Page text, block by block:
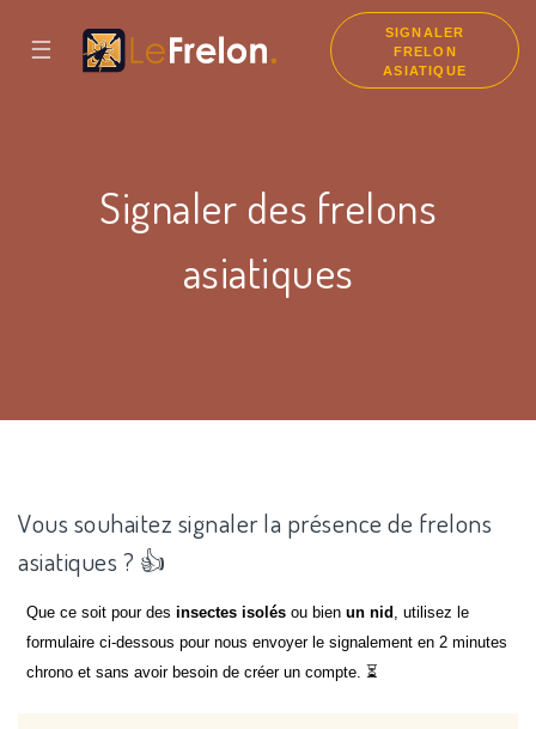
☰
SIGNALER
FRELON
ASIATIQUE
Signaler des frelons
asiatiques
Vous souhaitez signaler la présence de frelons
asiatiques ? 👍
Que ce soit pour desinsectes isolés ou bienun nid , utilisez le
formulaire ci-dessous pour nous envoyer le signalement en 2 minutes
chrono et sans avoir besoin de créer un compte. ⏳